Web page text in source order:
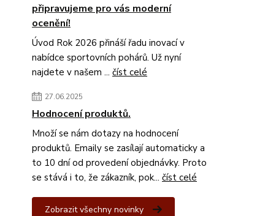
připravujeme pro vás moderní
ocenění!
Úvod Rok 2026 přináší řadu inovací v
nabídce sportovních pohárů. Už nyní
najdete v našem ... číst celé
27.06.2025
Hodnocení produktů.
Množí se nám dotazy na hodnocení
produktů. Emaily se zasílají automaticky a
to 10 dní od provedení objednávky. Proto
se stává i to, že zákazník, pok... číst celé
Zobrazit všechny novinky